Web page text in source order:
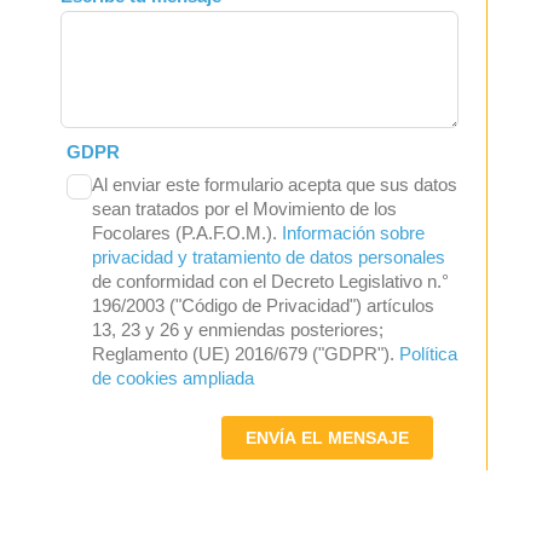
GDPR
Al enviar este formulario acepta que sus datos
sean tratados por el Movimiento de los
Focolares (P.A.F.O.M.). Información sobre
privacidad y tratamiento de datos personales
de conformidad con el Decreto Legislativo n.°
196/2003 ("Código de Privacidad") artículos
13, 23 y 26 y enmiendas posteriores;
Reglamento (UE) 2016/679 ("GDPR"). Política
de cookies ampliada
ENVÍA EL MENSAJE